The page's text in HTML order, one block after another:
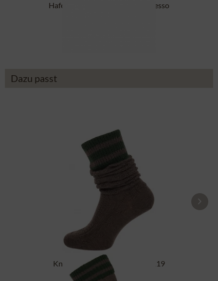
Haferlschuh MICHI Velour espresso
Dazu passt
Kniebundstrümpfe L8995R-1119
mittelbraun tanne